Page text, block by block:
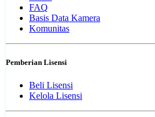
FAQ
Basis Data Kamera
Komunitas
Pemberian Lisensi
Beli Lisensi
Kelola Lisensi